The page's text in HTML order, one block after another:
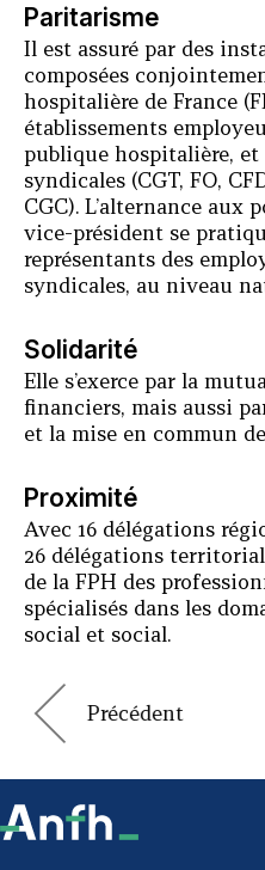
Paritarisme
Il est assuré par des
composées
hospitalière de France
établissements
publique hospitalière,
syndicales (CGT, FO,
CGC). L’alternance aux
vice-président se
représentants des
syndicales, au niveau
Solidarité
Elle s’exerce par la
financiers, mais aussi
et la mise en commun
Proximité
Avec 16 délégations
26 délégations
de la FPH des
spécialisés dans les
social et social.